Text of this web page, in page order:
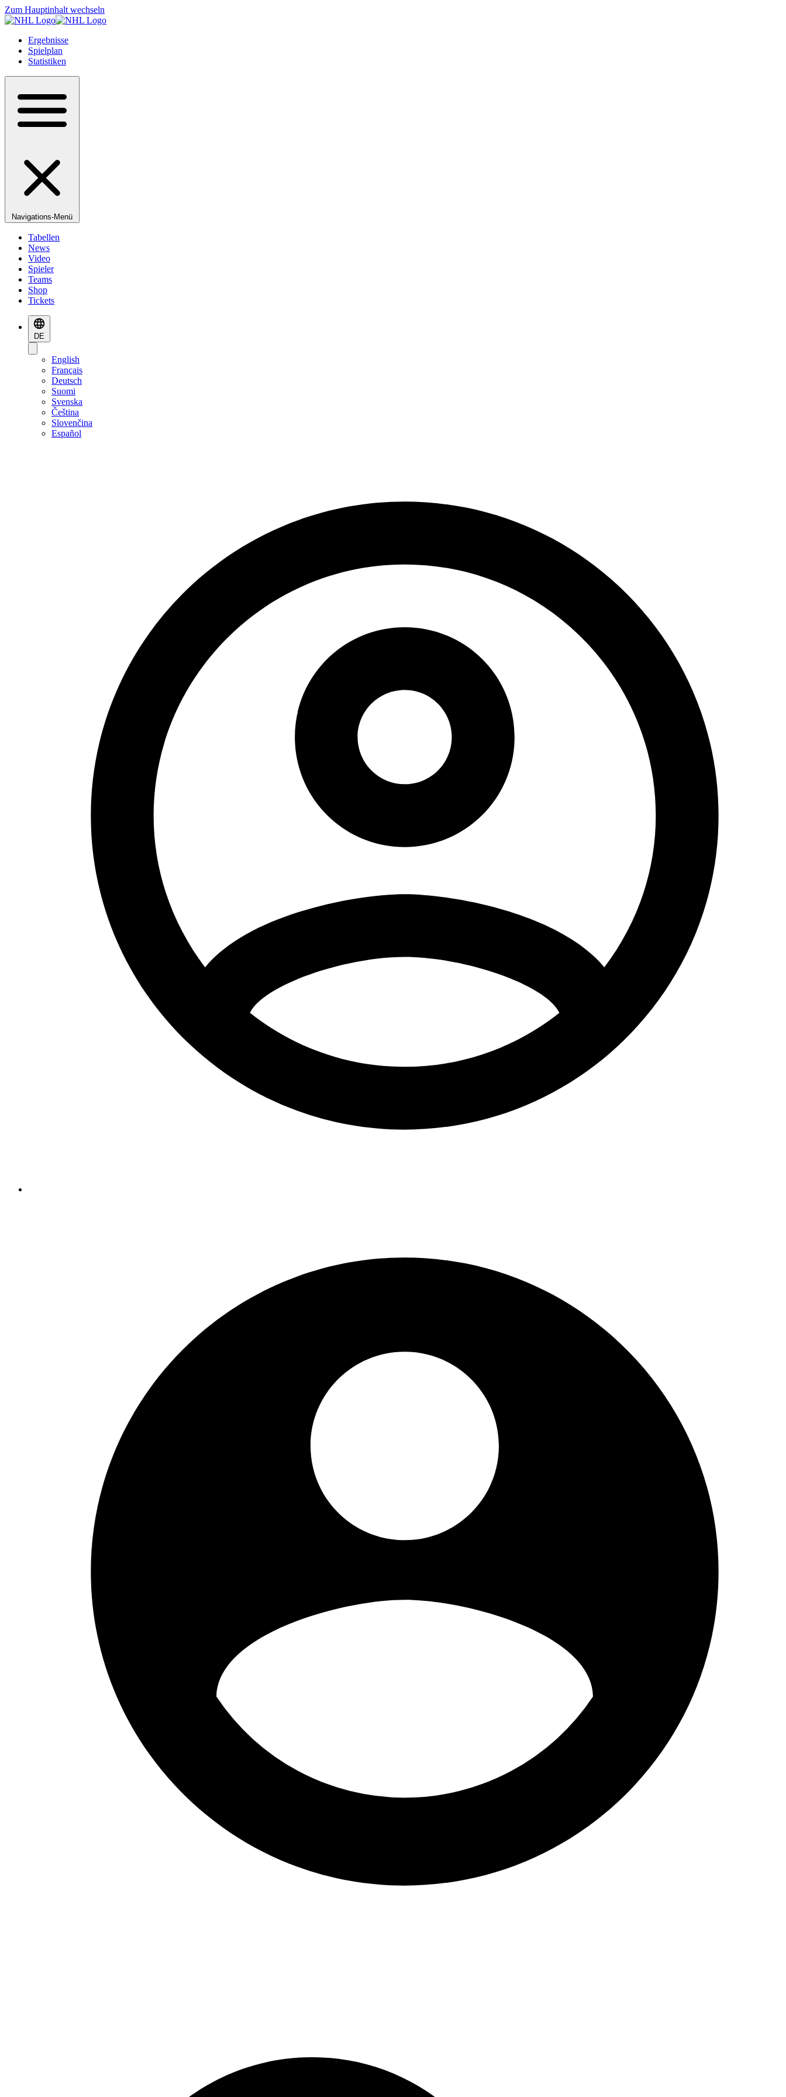
Zum Hauptinhalt wechseln
Ergebnisse
Spielplan
Statistiken
Navigations-Menü
Tabellen
News
Video
Spieler
Teams
Shop
Tickets
DE
English
Français
Deutsch
Suomi
Svenska
Čeština
Slovenčina
Español